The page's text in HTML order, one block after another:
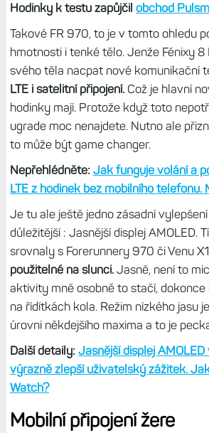
Hodinky k testu zapůjčil obchod
Takové FR 970, to je v tomto ohledu
hmotnosti i tenké tělo. Jenže Fénixy 8
svého těla nacpat nové komunikační
LTE i satelitní připojení.Což je hlavní
hodinky mají. Protože když toto
ugrade moc nenajdete. Nutno ale
to může být game changer.
Nepřehlédněte: Jak funguje volání a
LTE z hodinek bez mobilního telefonu.
Je tu ale ještě jedno zásadní
důležitější : Jasnější displej AMOLED.
srovnaly s Forerunnery 970 či Venu
použitelné na slunci.Jasně, není to
aktivity mně osobně to stačí, dokonce
na řídítkách kola. Režim nízkého jasu
úrovni někdejšího maxima a to je
Další detaily: Jasnější displej
výrazně zlepší uživatelský zážitek.
Watch?
Mobilní připojení žere